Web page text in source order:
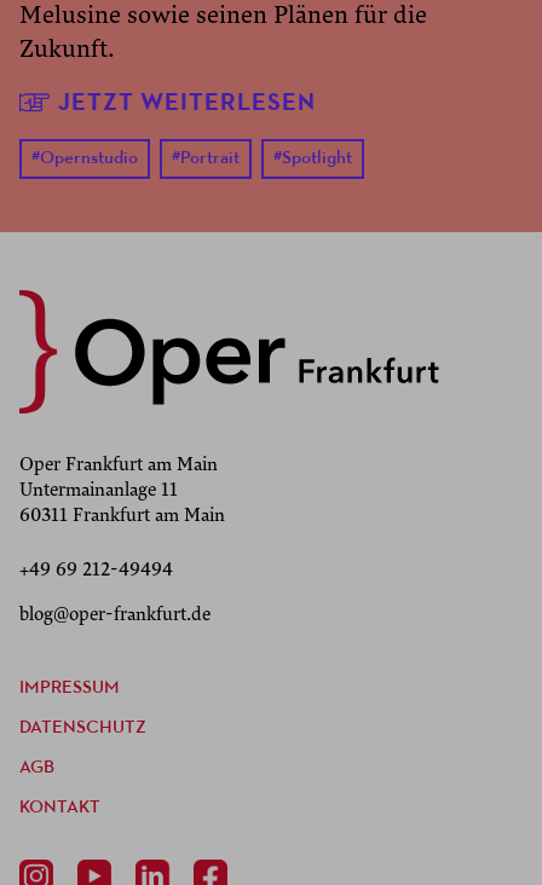
Melusine sowie seinen Plänen für die
Zukunft.
JETZT WEITERLESEN
#Opernstudio #Portrait #Spotlight
Oper Frankfurt am Main
Untermainanlage 11
60311 Frankfurt am Main
+49 69 212-49494
blog@oper-frankfurt.de
IMPRESSUM
DATENSCHUTZ
AGB
KONTAKT